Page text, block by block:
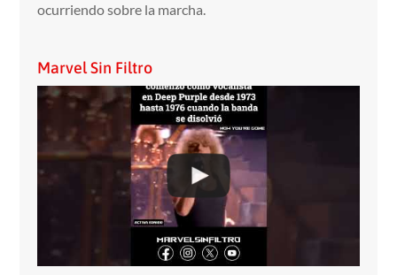
ocurriendo sobre la marcha.
Marvel Sin Filtro